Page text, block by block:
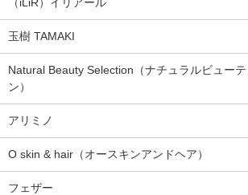
玉樹 TAMAKI
Natural Beauty Selection（ナチュラルビューテ
ン）
アリミノ
O skin & hair（オースキンアンドヘア）
フェザー